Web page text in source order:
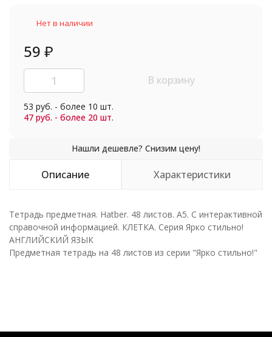
Нет в наличии
59 ₽
В корзину
53 руб. - более 10 шт.
47 руб. - более 20 шт.
Описание Характеристики
Тетрадь предметная. Hatber. 48 листов. А5. С интерактивной
справочной информацией. КЛЕТКА. Серия Ярко стильно!
АНГЛИЙСКИЙ ЯЗЫК
Предметная тетрадь на 48 листов из серии "Ярко стильно!"